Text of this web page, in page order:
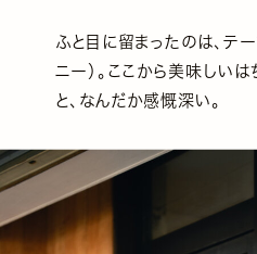
ふと目に留まったのは、テ
ニー）。ここから美味しい
と、なんだか感慨深い。